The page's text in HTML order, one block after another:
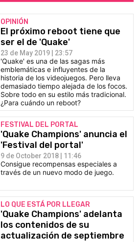
OPINIÓN
El próximo reboot tiene que
ser el de 'Quake'
23 de May 2019 | 23:57
'Quake' es una de las sagas más
emblemáticas e influyentes de la
historia de los videojuegos. Pero lleva
demasiado tiempo alejada de los focos.
Sobre todo en su estilo más tradicional.
¿Para cuándo un reboot?
FESTIVAL DEL PORTAL
'Quake Champions' anuncia el
'Festival del portal'
9 de October 2018 | 11:46
Consigue recompensas especiales a
través de un nuevo modo de juego.
LO QUE ESTÁ POR LLEGAR
'Quake Champions' adelanta
los contenidos de su
actualización de septiembre